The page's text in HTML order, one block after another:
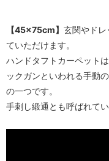
【45×75cm】 玄関やド
ていただけます。
ハンドタフトカーペット
ックガンといわれる手動
の一つです。
手刺し緞通とも呼ばれてい